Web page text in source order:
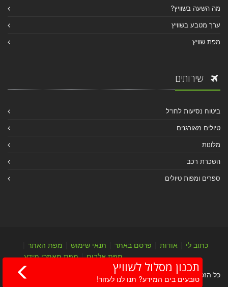
מה השעה בשוויץ?
ערך מטבע בשוויץ
מפת שוויץ
שירותים
ביטוח נסיעות לחו"ל
טיולים מאורגנים
מלונות
השכרת רכב
ספרים ומפות טיולים
כתוב לי אודות פרסם באתר תנאי שימוש מפת האתר
מפת אלבום|מפת מאמרי מידע
כל הזכויות שמורות לערן יהב © 2004-2026
תכנון מסלול לשוויץ
טובעים בים המידע? תנו לנו לעזור!